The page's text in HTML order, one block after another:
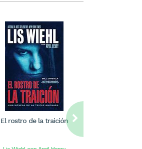
El rostro de la traición